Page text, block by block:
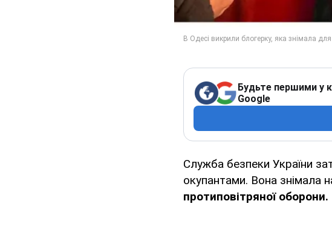
Будьте першими у
Google
Служба безпеки України
окупантами. Вона знімала
протиповітряної оборони.